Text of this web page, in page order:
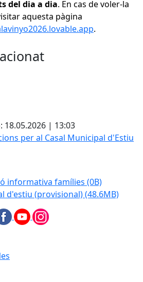
del dia a dia. En cas de voler-la
aquesta pàgina
.
| 13:03
per al Casal Municipal d'Estiu
informativa famílies (0B)
d'estiu (provisional)(48.6MB)